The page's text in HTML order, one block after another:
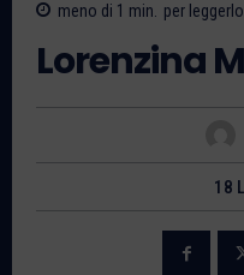
meno di 1 min. per leggerlo
Lorenzina
18